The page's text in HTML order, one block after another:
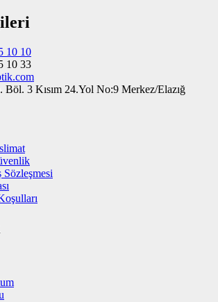
10 10
10 33
Böl. 3 Kısım 24.Yol No:9 Merkez/Elazığ
Sözleşmesi